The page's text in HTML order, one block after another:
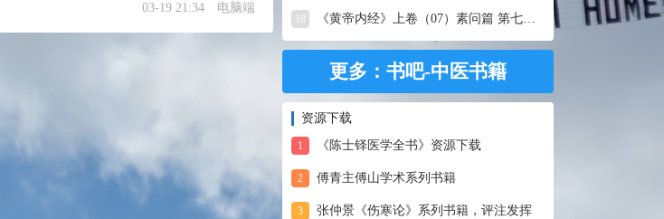
《黄帝内经》上卷（07）素问篇 第七篇 阴阳别论
更多：书吧-中医书籍
资源下载
1 《陈士铎医学全书》资源下载
2 傅青主傅山学术系列书籍
3 张仲景《伤寒论》系列书籍，评注发挥
03-19 21:34 电脑端